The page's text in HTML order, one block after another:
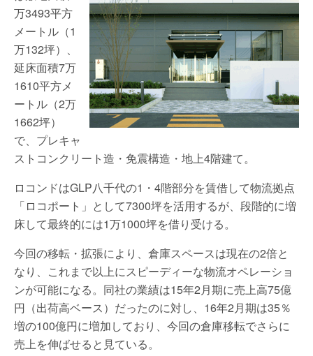
万3493平方
メートル（1
万132坪）、
延床面積7万
1610平方メ
ートル（2万
1662坪）
で、プレキャ
ストコンクリート造・免震構造・地上4階建て。
ロコンドはGLP八千代の1・4階部分を賃借して物流拠点
「ロコポート」として7300坪を活用するが、段階的に増
床して最終的には1万1000坪を借り受ける。
今回の移転・拡張により、倉庫スペースは現在の2倍と
なり、これまで以上にスピーディーな物流オペレーショ
ンが可能になる。同社の業績は15年2月期に売上高75億
円（出荷高ベース）だったのに対し、16年2月期は35％
増の100億円に増加しており、今回の倉庫移転でさらに
売上を伸ばせると見ている。